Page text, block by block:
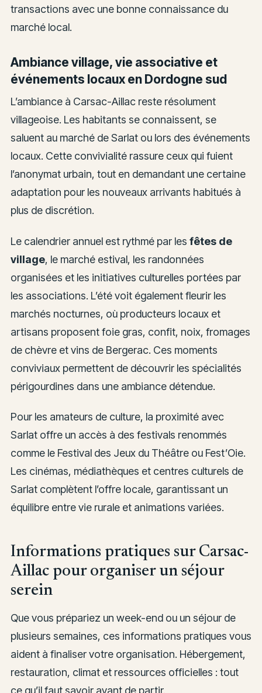
transactions avec une bonne connaissance du
marché local.
Ambiance village, vie associative et
événements locaux en Dordogne sud
L’ambiance à Carsac-Aillac reste résolument
villageoise. Les habitants se connaissent, se
saluent au marché de Sarlat ou lors des événements
locaux. Cette convivialité rassure ceux qui fuient
l’anonymat urbain, tout en demandant une certaine
adaptation pour les nouveaux arrivants habitués à
plus de discrétion.
Le calendrier annuel est rythmé par les fêtes de
village, le marché estival, les randonnées
organisées et les initiatives culturelles portées par
les associations. L’été voit également fleurir les
marchés nocturnes, où producteurs locaux et
artisans proposent foie gras, confit, noix, fromages
de chèvre et vins de Bergerac. Ces moments
conviviaux permettent de découvrir les spécialités
périgourdines dans une ambiance détendue.
Pour les amateurs de culture, la proximité avec
Sarlat offre un accès à des festivals renommés
comme le Festival des Jeux du Théâtre ou Fest’Oie.
Les cinémas, médiathèques et centres culturels de
Sarlat complètent l’offre locale, garantissant un
équilibre entre vie rurale et animations variées.
Informations pratiques sur Carsac-
Aillac pour organiser un séjour
serein
Que vous prépariez un week-end ou un séjour de
plusieurs semaines, ces informations pratiques vous
aident à finaliser votre organisation. Hébergement,
restauration, climat et ressources officielles : tout
ce qu’il faut savoir avant de partir.